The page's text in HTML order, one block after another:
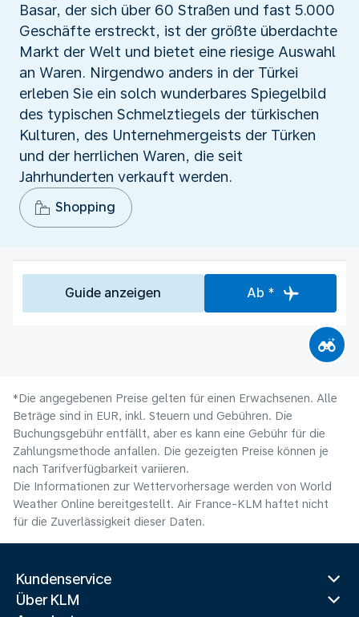
Basar, der sich über 60 Straßen und fast 5.000
Geschäfte erstreckt, ist der größte überdachte
Markt der Welt und bietet eine riesige Auswahl
an Waren. Nirgendwo anders in der Türkei
erleben Sie ein solch wunderbares Spiegelbild
des typischen Schmelztiegels der türkischen
Kulturen, des Unternehmergeists der Türken
und der herrlichen Waren, die seit
Jahrhunderten verkauft werden.
Shopping
Guide anzeigen Ab *
*Die angegebenen Preise gelten für einen Erwachsenen. Alle
Beträge sind in EUR, inkl. Steuern und Gebühren. Die
Buchungsgebühr entfällt, aber es kann eine Gebühr für die
Zahlungsmethode anfallen. Die gezeigten Preise können je
nach Tarifverfügbarkeit variieren.
Die Informationen zur Wettervorhersage werden von World
Weather Online bereitgestellt. Air France-KLM haftet nicht
für die Zuverlässigkeit dieser Daten.
Kundenservice
Über KLM